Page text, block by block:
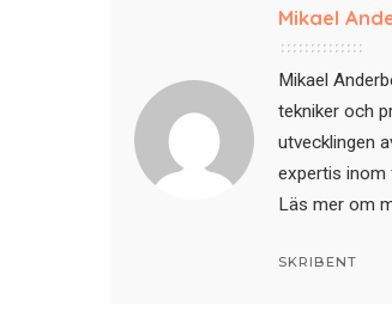
Mikael
Mikael
tekniker och
utvecklingen
expertis inom
Läs mer om
SKRIBENT